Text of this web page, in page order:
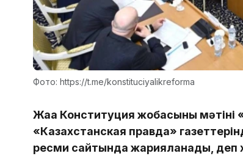
Фото: https://t.me/konstituciyalikreforma
Жаңа Конституция жобасының
«Казахстанская правда»
ресми сайтында жарияланады, деп